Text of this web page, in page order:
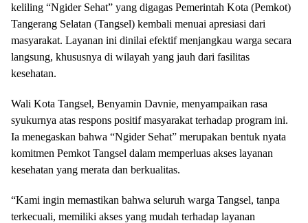
keliling “Ngider Sehat” yang digagas Pemerintah Kota (Pemkot)
Tangerang Selatan (Tangsel) kembali menuai apresiasi dari
masyarakat. Layanan ini dinilai efektif menjangkau warga secara
langsung, khususnya di wilayah yang jauh dari fasilitas
kesehatan.
Wali Kota Tangsel, Benyamin Davnie, menyampaikan rasa
syukurnya atas respons positif masyarakat terhadap program ini.
Ia menegaskan bahwa “Ngider Sehat” merupakan bentuk nyata
komitmen Pemkot Tangsel dalam memperluas akses layanan
kesehatan yang merata dan berkualitas.
“Kami ingin memastikan bahwa seluruh warga Tangsel, tanpa
terkecuali, memiliki akses yang mudah terhadap layanan